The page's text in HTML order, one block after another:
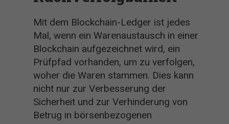
Mit dem Blockchain-Ledger ist jedes
Mal, wenn ein Warenaustausch in einer
Blockchain aufgezeichnet wird, ein
Prüfpfad vorhanden, um zu verfolgen,
woher die Waren stammen. Dies kann
nicht nur zur Verbesserung der
Sicherheit und zur Verhinderung von
Betrug in börsenbezogenen